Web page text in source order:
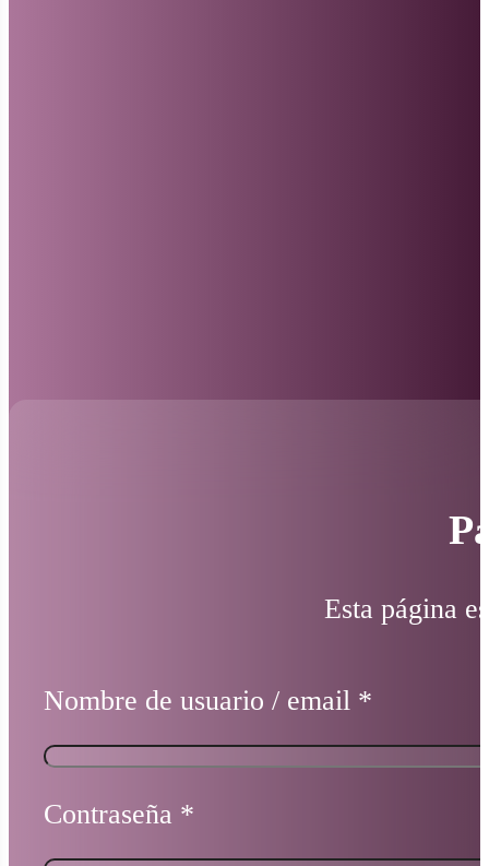
Esta página
Nombre de usuario / email *
Contraseña *